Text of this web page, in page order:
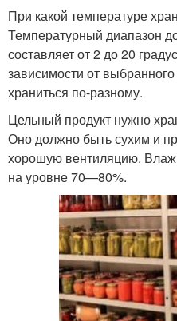
При какой температуре
Температурный диапазон
составляет от 2 до 20
зависимости от
храниться по-разному.
Цельный продукт нужно
Оно должно быть сухим и
хорошую вентиляцию.
на уровне 70—80%.